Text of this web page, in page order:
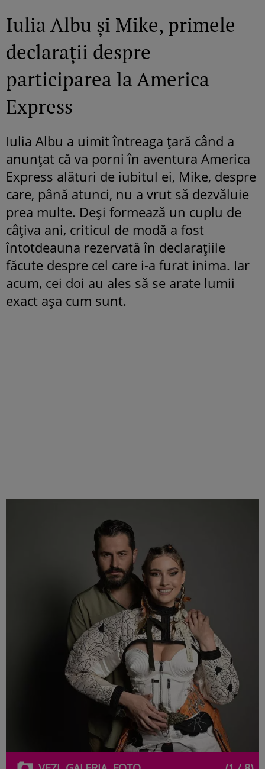
Iulia Albu și Mike, primele
declarații despre
participarea la America
Express
Iulia Albu a uimit întreaga țară când a
anunțat că va porni în aventura America
Express alături de iubitul ei, Mike, despre
care, până atunci, nu a vrut să dezvăluie
prea multe. Deși formează un cuplu de
câțiva ani, criticul de modă a fost
întotdeauna rezervată în declarațiile
făcute despre cel care i-a furat inima. Iar
acum, cei doi au ales să se arate lumii
exact așa cum sunt.